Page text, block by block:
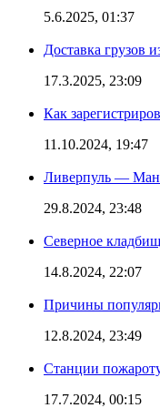
5.6.2025, 01:37
Доставка грузов
17.3.2025, 23:09
Как
11.10.2024, 19:47
Ливерпуль —
29.8.2024, 23:48
Северное
14.8.2024, 22:07
Причины
12.8.2024, 23:49
Станции
17.7.2024, 00:15